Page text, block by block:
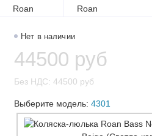
Нет в наличии
44500 руб
Без НДС: 44500 руб
Выберите модель: 4301